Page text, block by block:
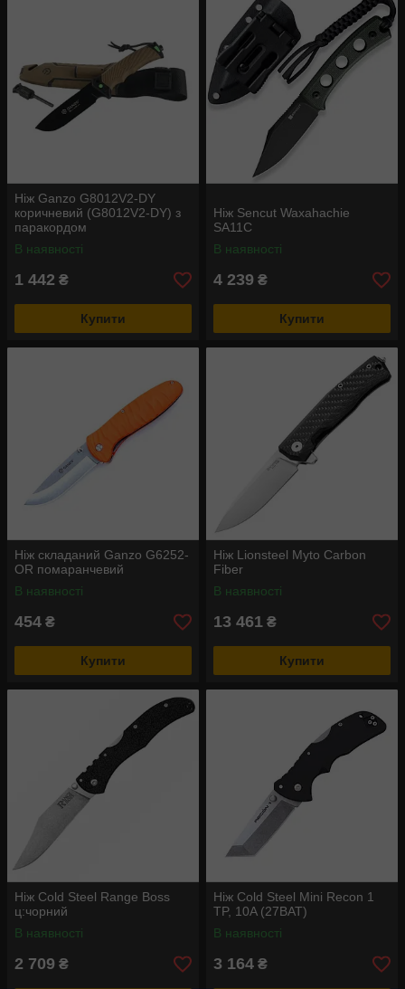
Ніж Ganzo G8012V2-DY
коричневий (G8012V2-DY) з
паракордом
В наявності
1 442 ₴
Купити
Ніж Sencut Waxahachie
SA11C
В наявності
4 239 ₴
Купити
Ніж складаний Ganzo G6252-
OR помаранчевий
В наявності
454 ₴
Купити
Ніж Lionsteel Myto Carbon
Fiber
В наявності
13 461 ₴
Купити
Ніж Cold Steel Range Boss
ц:чорний
В наявності
2 709 ₴
Ніж Cold Steel Mini Recon 1
TP, 10A (27BAT)
В наявності
3 164 ₴